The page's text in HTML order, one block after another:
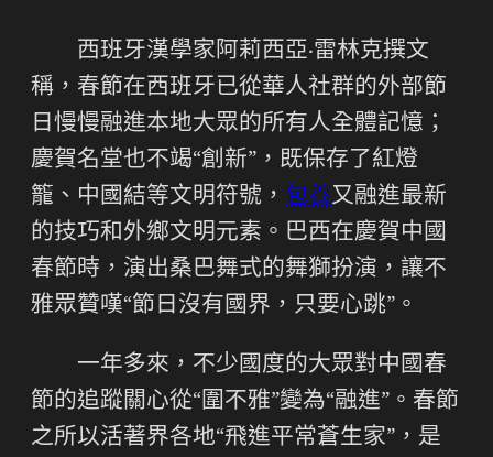
西班牙漢學家阿莉西亞·雷林克撰文
稱，春節在西班牙已從華人社群的外部節
日慢慢融進本地大眾的所有人全體記憶；
慶賀名堂也不竭“創新”，既保存了紅燈
籠、中國結等文明符號， 包養又融進最新
的技巧和外鄉文明元素。巴西在慶賀中國
春節時，演出桑巴舞式的舞獅扮演，讓不
雅眾贊嘆“節日沒有國界，只要心跳”。
一年多來，不少國度的大眾對中國春
節的追蹤關心從“圍不雅”變為“融進”。春節
之所以活著界各地“飛進平常蒼生家”，是